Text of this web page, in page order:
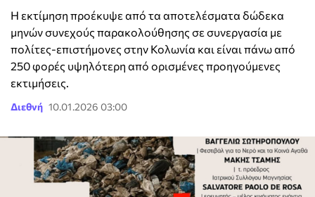
Η εκτίμηση προέκυψε από τα αποτελέσματα δώδεκα
μηνών συνεχούς παρακολούθησης σε συνεργασία με
πολίτες-επιστήμονες στην Κολωνία και είναι πάνω από
250 φορές υψηλότερη από ορισμένες προηγούμενες
εκτιμήσεις.
Διεθνή 10.01.2026 03:00